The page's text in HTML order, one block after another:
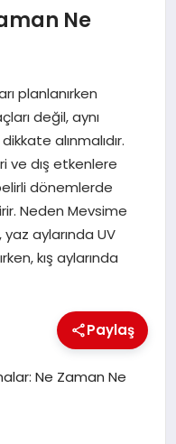
Ne
planlanırken
değil, aynı
alınmalıdır.
ve dış etkenlere
dönemlerde
Neden Mevsime
aylarında UV
kış aylarında
Paylaş